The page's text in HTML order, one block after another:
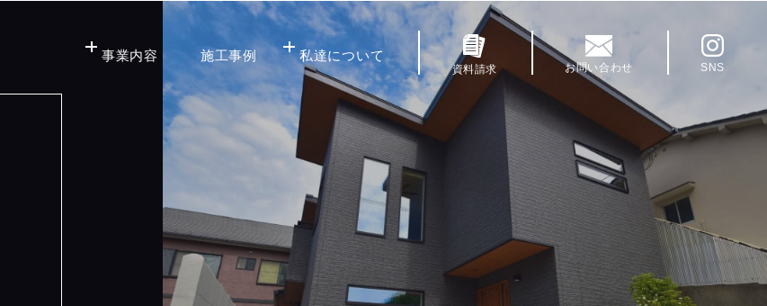
事業内容 施工事例 私達について
資料請求 お問い合わせ SNS